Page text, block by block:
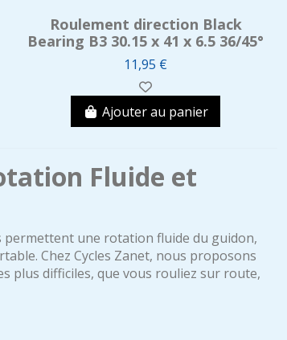
Roulement direction Black
Bearing B3 30.15 x 41 x 6.5 36/45°
11,95 €
Ajouter au panier
Fluide et
permettent une rotation fluide du guidon,
Chez Cycles Zanet, nous proposons
plus difficiles, que vous rouliez sur route,